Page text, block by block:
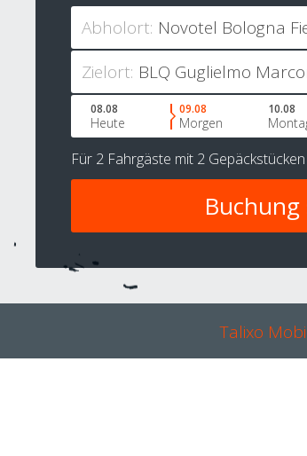
Abholort:
Zielort:
08.08
Heute
09.08
Morgen
10.08
Für 2 Fahrgäste mit 2 Gepäckstücken
Talixo